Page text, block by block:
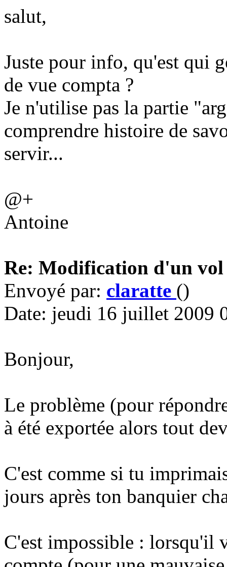
salut,
Juste pour info, qu'est qui
de vue compta ?
Je n'utilise pas la partie
comprendre histoire de
servir...
@+
Antoine
Re: Modification d'un
Envoyé par: claratte ()
Date: jeudi 16 juillet 2009
Bonjour,
Le problème (pour
à été exportée alors tout
C'est comme si tu
jours après ton banquier
C'est impossible : lorsqu'il